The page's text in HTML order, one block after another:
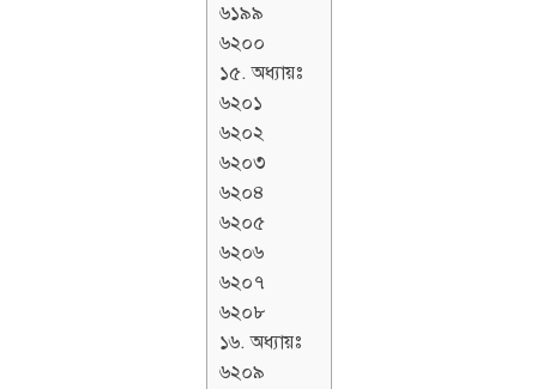
৬১৯৯
৬২০০
১৫. অধ্যায়ঃ
৬২০১
৬২০২
৬২০৩
৬২০৪
৬২০৫
৬২০৬
৬২০৭
৬২০৮
১৬. অধ্যায়ঃ
৬২০৯